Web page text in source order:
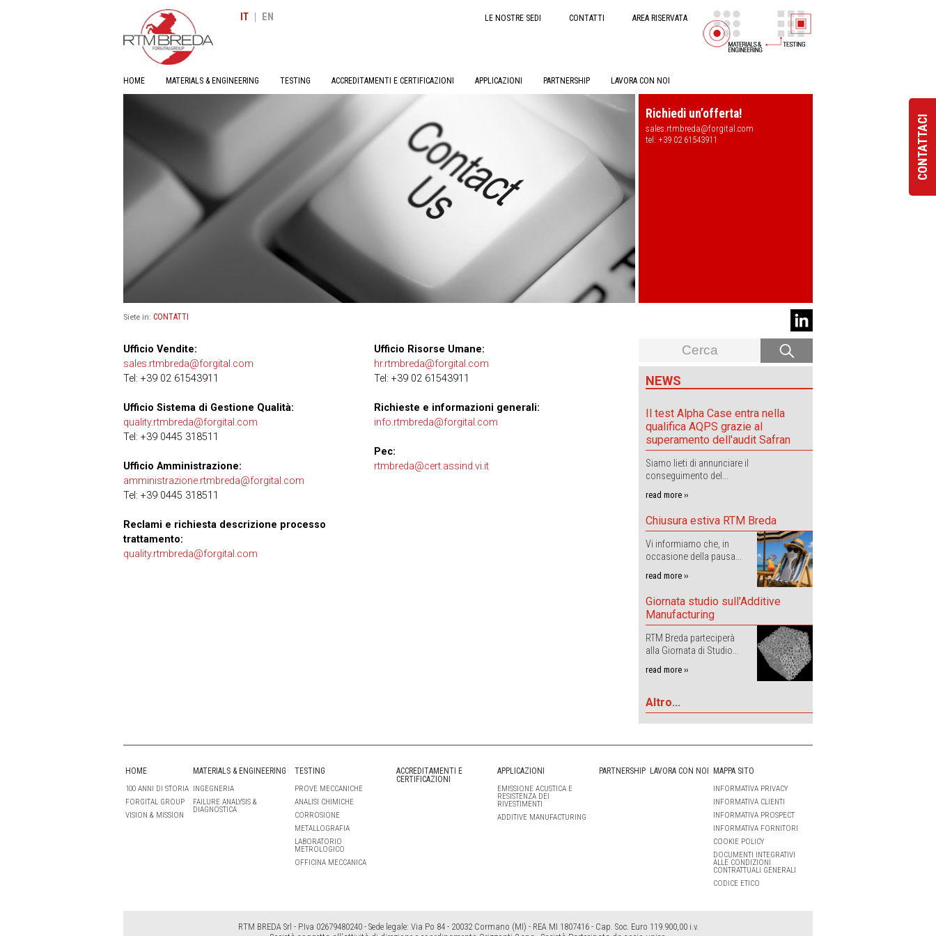
CONTATTACI
IT | EN LE NOSTRE SEDI CONTATTI AREA RISERVATA
HOME MATERIALS & ENGINEERING TESTING ACCREDITAMENTI E CERTIFICAZIONI APPLICAZIONI PARTNERSHIP LAVORA CON NOI
Richiedi un’offerta!
sales.rtmbreda@forgital.com
tel: +39 02 61543911
Siete in: CONTATTI
Ufficio Vendite:
sales.rtmbreda@forgital.com
Tel: +39 02 61543911
Ufficio Sistema di Gestione Qualità:
quality.rtmbreda@forgital.com
Tel: +39 0445 318511
Ufficio Amministrazione:
amministrazione.rtmbreda@forgital.com
Tel: +39 0445 318511
Reclami e richiesta descrizione processo
trattamento:
quality.rtmbreda@forgital.com
Ufficio Risorse Umane:
hr.rtmbreda@forgital.com
Tel: +39 02 61543911
Richieste e informazioni generali:
info.rtmbreda@forgital.com
Pec:
rtmbreda@cert.assind.vi.it
NEWS
Il test Alpha Case entra nella
qualifica AQPS grazie al
superamento dell'audit Safran
Siamo lieti di annunciare il
conseguimento del...
read more ››
Chiusura estiva RTM Breda
Vi informiamo che, in
occasione della pausa...
read more ››
Giornata studio sull'Additive
Manufacturing
RTM Breda parteciperà
alla Giornata di Studio...
read more ››
Altro...
HOME
100 ANNI DI STORIA
FORGITAL GROUP
VISION & MISSION
MATERIALS & ENGINEERING
INGEGNERIA
FAILURE ANALYSIS &
DIAGNOSTICA
TESTING
PROVE MECCANICHE
ANALISI CHIMICHE
CORROSIONE
METALLOGRAFIA
LABORATORIO
METROLOGICO
OFFICINA MECCANICA
ACCREDITAMENTI E
CERTIFICAZIONI
APPLICAZIONI
EMISSIONE ACUSTICA E
RESISTENZA DEI
RIVESTIMENTI
ADDITIVE MANUFACTURING
PARTNERSHIP LAVORA CON NOI MAPPA SITO
INFORMATIVA PRIVACY
INFORMATIVA CLIENTI
INFORMATIVA PROSPECT
INFORMATIVA FORNITORI
COOKIE POLICY
DOCUMENTI INTEGRATIVI
ALLE CONDIZIONI
CONTRATTUALI GENERALI
CODICE ETICO
RTM BREDA Srl - P.Iva 02679480240 - Sede legale: Via Po 84 - 20032 Cormano (MI) - REA MI 1807416 - Cap. Soc. Euro 119.900,00 i.v.